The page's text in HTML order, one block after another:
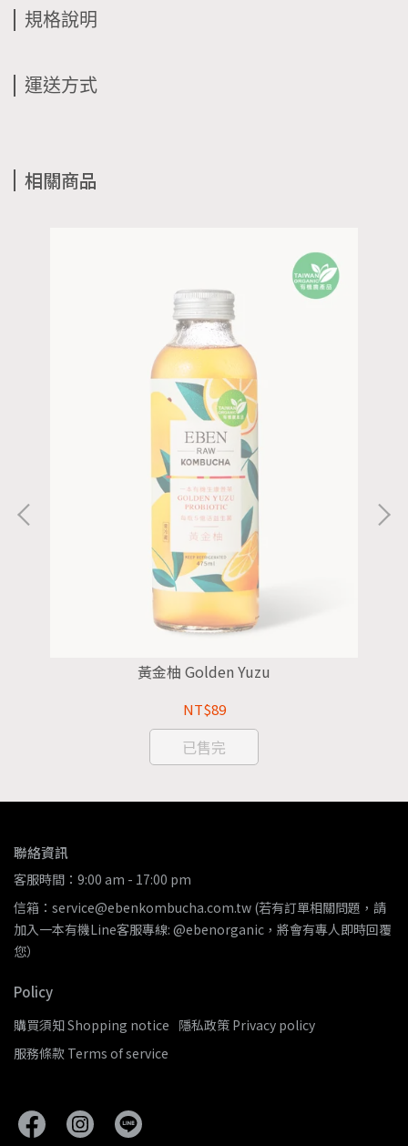
規格說明
運送方式
相關商品
黃金柚 Golden Yuzu
NT$89
已售完
聯絡資訊
客服時間：9:00 am - 17:00 pm
信箱：service@ebenkombucha.com.tw (若有訂單相關問題，請
加入一本有機Line客服專線: @ebenorganic，將會有專人即時回覆
您）
Policy
購買須知 Shopping notice 隱私政策 Privacy policy
服務條款 Terms of service